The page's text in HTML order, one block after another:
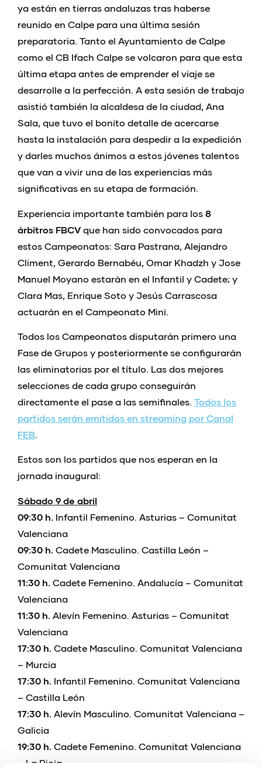
ya están en tierras andaluzas tras haberse
reunido en Calpe para una última sesión
preparatoria. Tanto el Ayuntamiento de Calpe
como el CB Ifach Calpe se volcaron para que esta
última etapa antes de emprender el viaje se
desarrolle a la perfección. A esta sesión de trabajo
asistió también la alcaldesa de la ciudad, Ana
Sala, que tuvo el bonito detalle de acercarse
hasta la instalación para despedir a la expedición
y darles muchos ánimos a estos jóvenes talentos
que van a vivir una de las experiencias más
significativas en su etapa de formación.
Experiencia importante también para los 8
árbitros FBCVque han sido convocados para
estos Campeonatos: Sara Pastrana, Alejandro
Climent, Gerardo Bernabéu, Omar Khadzh y Jose
Manuel Moyano estarán en el Infantil y Cadete; y
Clara Mas, Enrique Soto y Jesús Carrascosa
actuarán en el Campeonato Mini.
Todos los Campeonatos disputarán primero una
Fase de Grupos y posteriormente se configurarán
las eliminatorias por el título. Las dos mejores
selecciones de cada grupo conseguirán
directamente el pase a las semifinales. Todos los
partidos serán emitidos en streaming por Canal
FEB.
Estos son los partidos que nos esperan en la
jornada inaugural:
Sábado 9 de abril
09:30 h. Infantil Femenino. Asturias – Comunitat
Valenciana
09:30 h. Cadete Masculino. Castilla León –
Comunitat Valenciana
11:30 h. Cadete Femenino. Andalucía – Comunitat
Valenciana
11:30 h. Alevín Femenino. Asturias – Comunitat
Valenciana
17:30 h. Cadete Masculino. Comunitat Valenciana
– Murcia
17:30 h. Infantil Femenino. Comunitat Valenciana
– Castilla León
17:30 h. Alevín Masculino. Comunitat Valenciana –
Galicia
19:30 h. Cadete Femenino. Comunitat Valenciana
– La Rioja